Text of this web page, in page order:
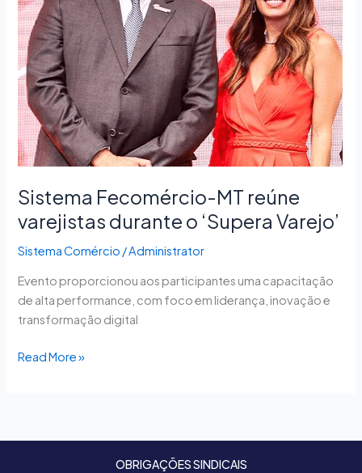
Sistema Fecomércio-MT reúne
varejistas durante o ‘Supera Varejo’
Sistema Comércio /Administrator
Evento proporcionou aos participantes uma capacitação
de alta performance, com foco em liderança, inovação e
transformação digital
o
‘Supera
Varejo’
Read More »
OBRIGAÇÕES SINDICAIS